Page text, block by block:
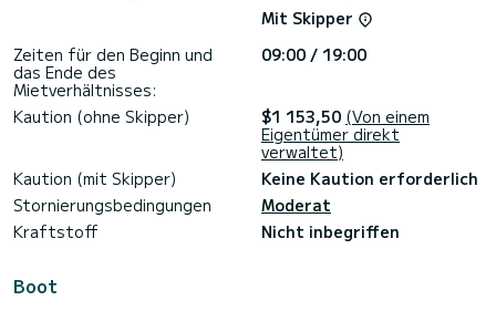
Mit Skipper
Zeiten für den Beginn und
das Ende des
Mietverhältnisses:
09:00 / 19:00
Kaution (ohne Skipper) $1 153,50 (Von einem
Eigentümer direkt
verwaltet)
Kaution (mit Skipper)
Keine Kaution erforderlich
Stornierungsbedingungen
Moderat
Kraftstoff
Nicht inbegriffen
Boot